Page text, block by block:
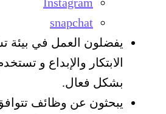
snapchat
يفضلون العمل في بيئة
الابتكار والإبداع و
بشكل فعال.
يبحثون عن وظائف